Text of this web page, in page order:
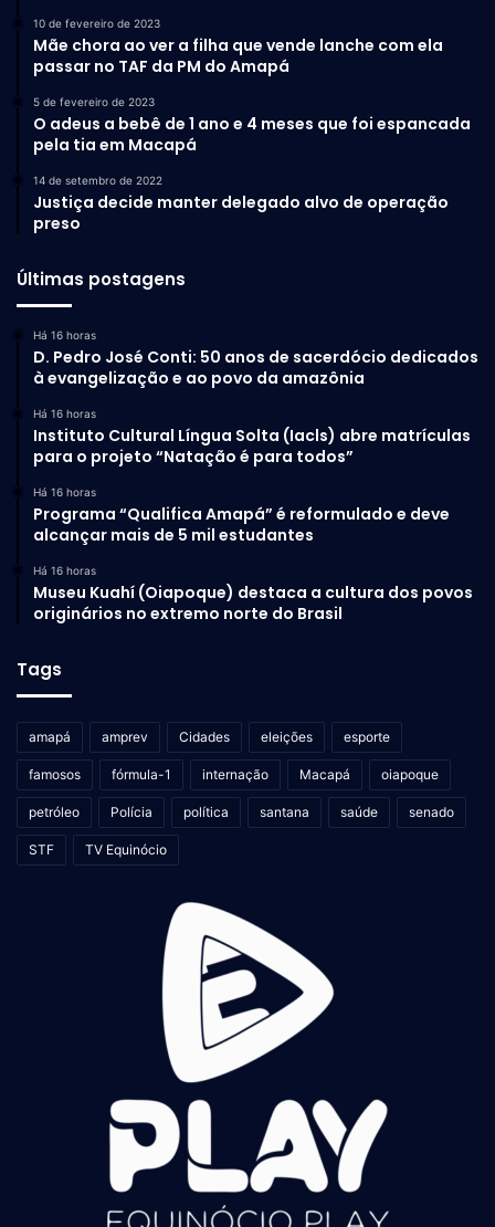
10 de fevereiro de 2023
Mãe chora ao ver a filha que vende lanche com ela
passar no TAF da PM do Amapá
5 de fevereiro de 2023
O adeus a bebê de 1 ano e 4 meses que foi espancada
pela tia em Macapá
14 de setembro de 2022
Justiça decide manter delegado alvo de operação
preso
Últimas postagens
Há 16 horas
D. Pedro José Conti: 50 anos de sacerdócio dedicados
à evangelização e ao povo da amazônia
Há 16 horas
Instituto Cultural Língua Solta (Iacls) abre matrículas
para o projeto “Natação é para todos”
Há 16 horas
Programa “Qualifica Amapá” é reformulado e deve
alcançar mais de 5 mil estudantes
Há 16 horas
Museu Kuahí (Oiapoque) destaca a cultura dos povos
originários no extremo norte do Brasil
Tags
amapá amprev Cidades eleições esporte
famosos fórmula-1 internação Macapá oiapoque
petróleo Polícia política santana saúde senado
STF TV Equinócio